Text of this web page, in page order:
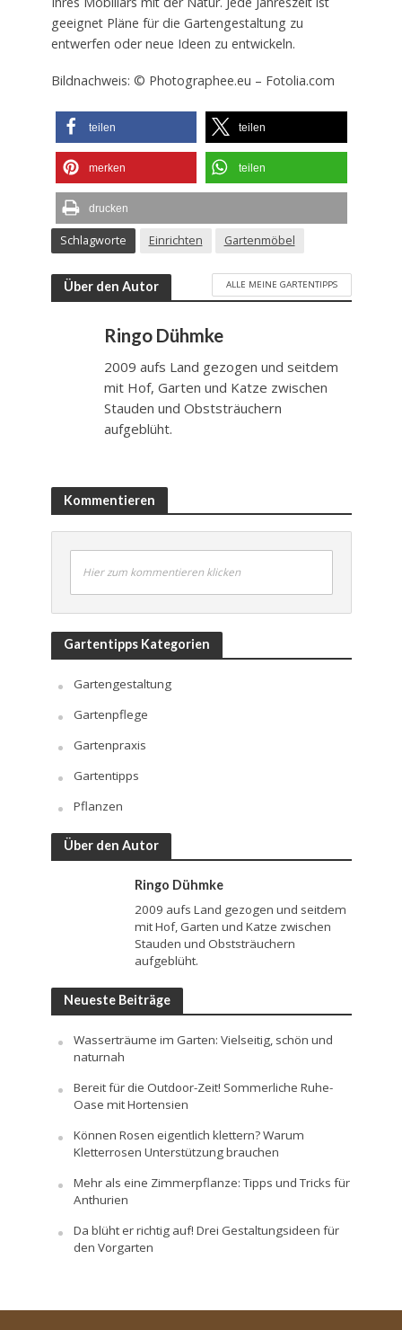
geeignet Pläne für die Gartengestaltung zu
entwerfen oder neue Ideen zu entwickeln.
Bildnachweis: © Photographee.eu – Fotolia.com
teilen teilen
merken teilen
drucken
Schlagworte Einrichten Gartenmöbel
Über den Autor ALLE MEINE GARTENTIPPS
Ringo Dühmke
2009 aufs Land gezogen und seitdem
mit Hof, Garten und Katze zwischen
Stauden und Obststräuchern
aufgeblüht.
Kommentieren
Hier zum kommentieren klicken
Gartentipps Kategorien
Gartengestaltung
Gartenpflege
Gartenpraxis
Gartentipps
Pflanzen
Über den Autor
Ringo Dühmke
2009 aufs Land gezogen und seitdem
mit Hof, Garten und Katze zwischen
Stauden und Obststräuchern
aufgeblüht.
Neueste Beiträge
Wasserträume im Garten: Vielseitig, schön und
naturnah
Bereit für die Outdoor-Zeit! Sommerliche Ruhe-
Oase mit Hortensien
Können Rosen eigentlich klettern? Warum
Kletterrosen Unterstützung brauchen
Mehr als eine Zimmerpflanze: Tipps und Tricks für
Anthurien
Da blüht er richtig auf! Drei Gestaltungsideen für
den Vorgarten